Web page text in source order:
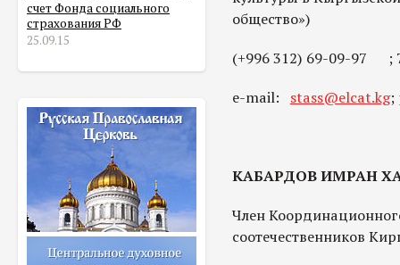
счет Фонда социального
страхования РФ
25.09.15
общество»)
(+996 312) 69-09-97 ;
e-mail: stass@elcat.kg;
КАБАРДОВ ИМРАН
Член
соотечественников